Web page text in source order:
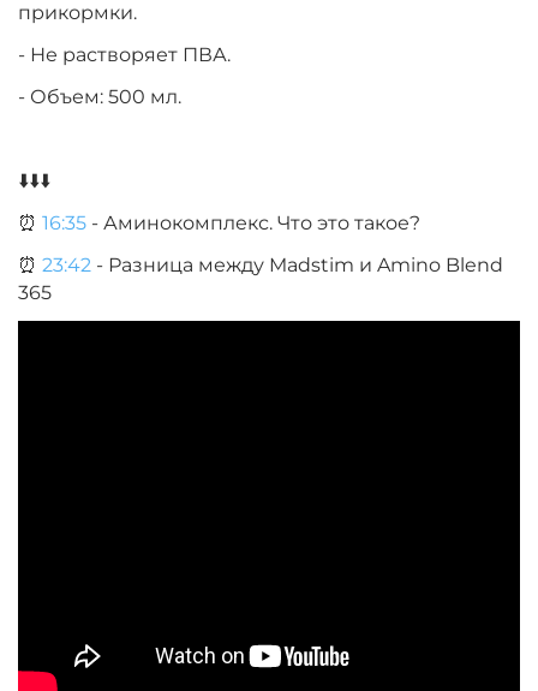
прикормки.
- Не растворяет ПВА.
- Объем: 500 мл.
⬇️⬇️⬇️
⏰ 16:35 - Аминокомплекс. Что это такое?
⏰ 23:42 - Разница между Madstim и Amino Blend
365